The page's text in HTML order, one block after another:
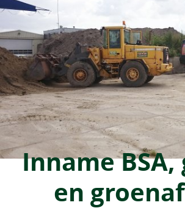
Inname
en